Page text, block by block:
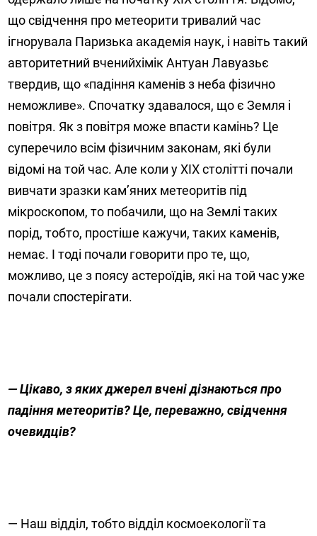
що свідчення про метеорити тривалий час
ігнорувала Паризька академія наук, і навіть такий
авторитетний вченийхімік Антуан Лавуазьє
твердив, що «падіння каменів з неба фізично
неможливе». Спочатку здавалося, що є Земля і
повітря. Як з повітря може впасти камінь? Це
суперечило всім фізичним законам, які були
відомі на той час. Але коли у ХІХ столітті почали
вивчати зразки кам’яних метеоритів під
мікроскопом, то побачили, що на Землі таких
порід, тобто, простіше кажучи, таких каменів,
немає. І тоді почали говорити про те, що,
можливо, це з поясу астероїдів, які на той час уже
почали спостерігати.
— Цікаво, з яких джерел вчені дізнаються про
падіння метеоритів? Це, переважно, свідчення
очевидців?
— Наш відділ, тобто відділ космоекології та